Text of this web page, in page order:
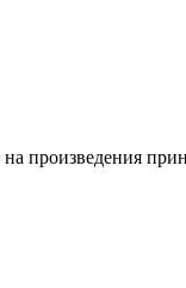
произведения